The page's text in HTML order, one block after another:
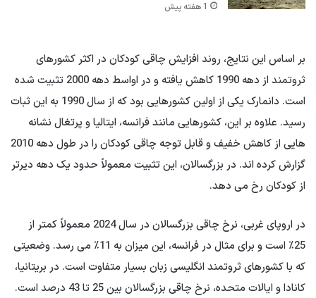
1 هفته پیش
بر اساس این نتایج، روند افزایش چاقی کودکان در اکثر کشورهای
ثروتمند از دهه 1990 کاهش یافته و در اواسط دهه 2000 تثبیت شده
است. دانمارک یکی از اولین کشورهایی بود که از سال 1990 به این ثبات
رسید. علاوه بر این، کشورهایی مانند فرانسه، ایتالیا و پرتغال نشانه
هایی از کاهش خفیف و قابل توجه چاقی کودکان را در طول دهه 2010
گزارش کرده اند. در بزرگسالان، این تثبیت معمولاً حدود یک دهه دیرتر
از کودکان رخ می دهد.
در اروپای غربی، نرخ چاقی بزرگسالان در سال 2024 معمولاً کمتر از
25٪ است و برای مثال در فرانسه، این میزان به 11٪ می رسد. وضعیتی
که با کشورهای ثروتمند انگلیسی زبان بسیار متفاوت است. در بریتانیا،
کانادا و ایالات متحده، نرخ چاقی بزرگسالان بین 25 تا 43 درصد است.